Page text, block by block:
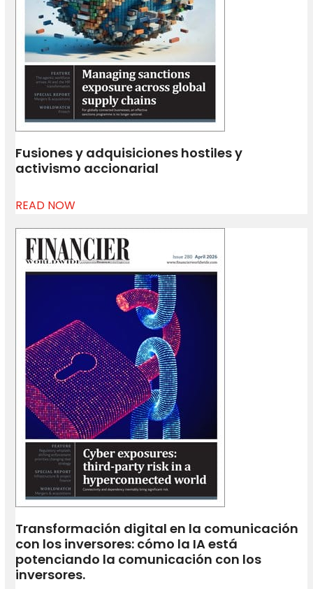
Fusiones y adquisiciones hostiles y
activismo accionarial
READ NOW
Transformación digital en la comunicación
con los inversores: cómo la IA está
potenciando la comunicación con los
inversores.